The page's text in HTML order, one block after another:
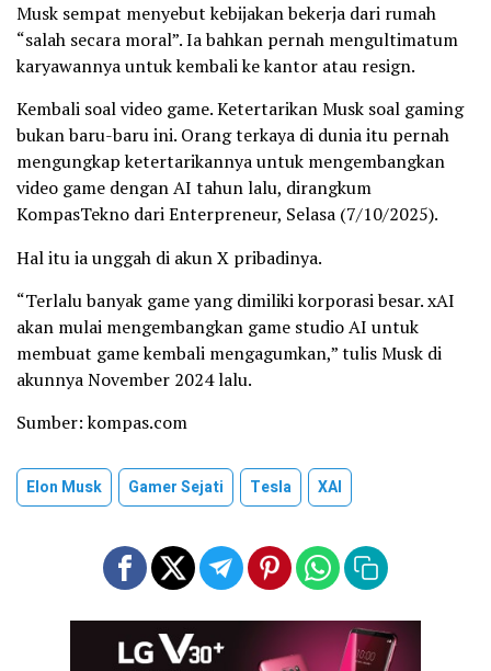
Musk sempat menyebut kebijakan bekerja dari rumah
“salah secara moral”. Ia bahkan pernah mengultimatum
karyawannya untuk kembali ke kantor atau resign.
Kembali soal video game. Ketertarikan Musk soal gaming
bukan baru-baru ini. Orang terkaya di dunia itu pernah
mengungkap ketertarikannya untuk mengembangkan
video game dengan AI tahun lalu, dirangkum
KompasTekno dari Enterpreneur, Selasa (7/10/2025).
Hal itu ia unggah di akun X pribadinya.
“Terlalu banyak game yang dimiliki korporasi besar. xAI
akan mulai mengembangkan game studio AI untuk
membuat game kembali mengagumkan,” tulis Musk di
akunnya November 2024 lalu.
Sumber: kompas.com
Elon Musk Gamer Sejati Tesla XAI